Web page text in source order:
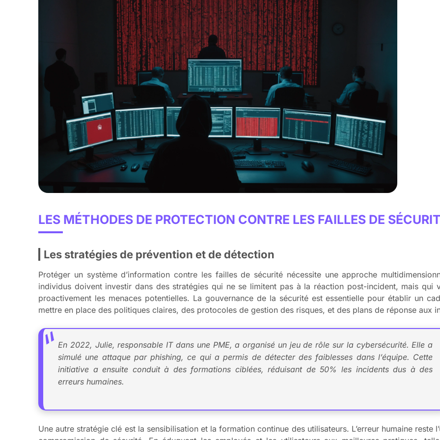
LES MÉTHODES DE PROTECTION CONTRE LES FAILLES DE
Les stratégies de prévention et de détection
Protéger un système d’information contre les failles de sécurité nécessite une approche
individus doivent investir dans des stratégies qui ne se limitent pas à la réaction post-incident, mais qui
proactivement les menaces potentielles. La gouvernance de la sécurité est essentielle pour établir un
mettre en place des politiques claires, des protocoles de gestion des risques, et des plans de réponse aux
En 2022, Julie, responsable IT dans une PME, a organisé un jeu de rôle sur la cybersécurité. Elle a
simulé une attaque par phishing, ce qui a permis de détecter des faiblesses dans l’équipe. Cette
initiative a ensuite conduit à des formations ciblées, réduisant de 50% les incidents dus à des
erreurs humaines.
Une autre stratégie clé est la sensibilisation et la formation continue des utilisateurs. L’erreur humaine reste